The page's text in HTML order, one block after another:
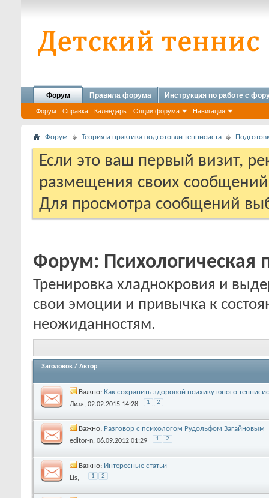
Форум
Форум Справка Календарь Опции форума Навигация
Правила форума Инструкция по работе с
Форум Теория и практика подготовки теннисиста
Если это ваш первый визит,
размещения своих
Для просмотра сообщений
Форум: Психологическая
Тренировка хладнокровия и
свои эмоции и привычка к
неожиданностям.
Заголовок / Автор
Важно: Как сохранить здоровой психику юного
Лиза, 02.02.2015 14:28 1 2
Важно: Разговор с психологом Рудольфом Загайновым
editor-n, 06.09.2012 01:29 1 2
Важно: Интересные статьи
Lis, 1 2